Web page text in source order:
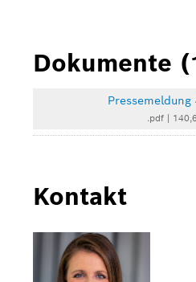
Dokumente
.pdf
Kontakt